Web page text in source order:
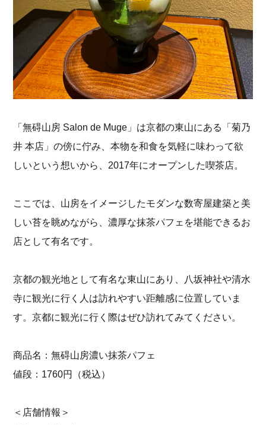
「無碍山房 Salon de Muge」は京都の東山にある「菊乃
井 本店」の傍に佇み、本物を和食を気軽に味わって欲
しいという想いから、2017年にオープンした喫茶店。
ここでは、山房をイメージしたモダンな数寄屋建築と美
しい苔を眺めながら、濃厚な抹茶パフェを堪能できるお
店として有名です。
京都の観光地として有名な東山にあり、八坂神社や清水
寺に観光に行く人は訪れやすい距離感に位置していま
す。京都に観光に行く際はぜひ訪れてみてください。
商品名：無碍山房濃い抹茶パフェ
値段：1760円（税込）
＜店舗情報＞